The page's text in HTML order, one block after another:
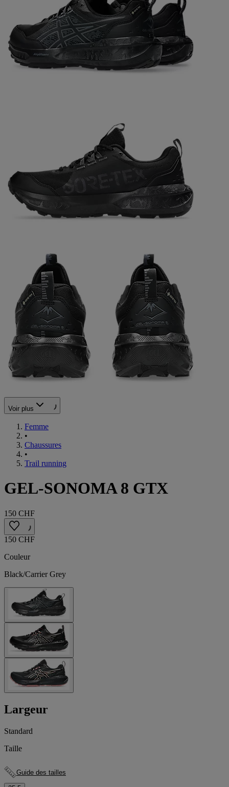
Voir plus
Femme
•
Chaussures
•
Trail running
GEL-SONOMA 8 GTX
150 CHF
150 CHF
Couleur
Black/Carrier Grey
Largeur
Standard
Taille
Guide des tailles